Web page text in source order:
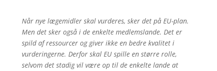
Når nye lægemidler skal vurderes, sker det på EU-plan.
Men det sker også i de enkelte medlemslande. Det er
spild af ressourcer og giver ikke en bedre kvalitet i
vurderingerne. Derfor skal EU spille en større rolle,
selvom det stadig vil være op til de enkelte lande at